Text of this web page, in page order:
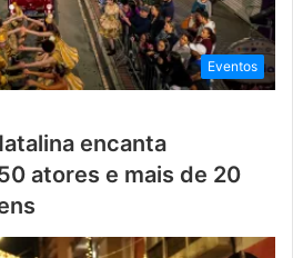
Eventos
encanta
atores e mais de 20